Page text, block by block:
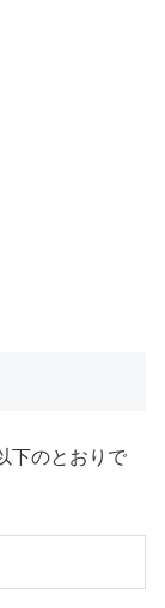
下のとおりで